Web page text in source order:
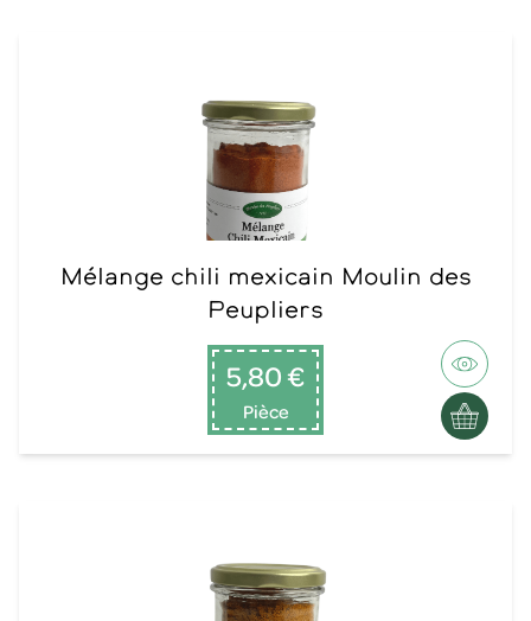
Mélange chili mexicain Moulin des
Peupliers
5,80 €
Pièce